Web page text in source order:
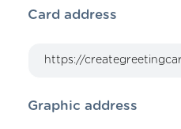
Card address
Graphic address